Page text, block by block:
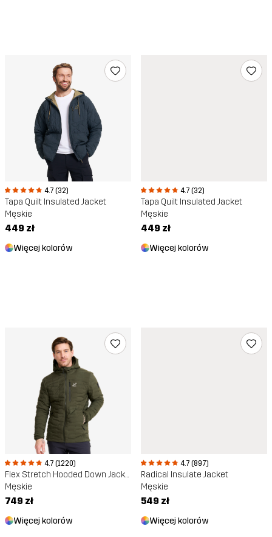
4.7 (32)
Tapa Quilt Insulated Jacket
Męskie
449 zł
Więcej kolorów
4.7 (32)
Tapa Quilt Insulated Jacket
Męskie
449 zł
Więcej kolorów
4.7 (1220)
Flex Stretch Hooded Down Jacket
Męskie
749 zł
Więcej kolorów
4.7 (897)
Radical Insulate Jacket
Męskie
549 zł
Więcej kolorów